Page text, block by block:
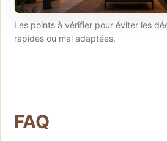
Les points à vérifier pour éviter les
rapides ou mal adaptées.
FAQ